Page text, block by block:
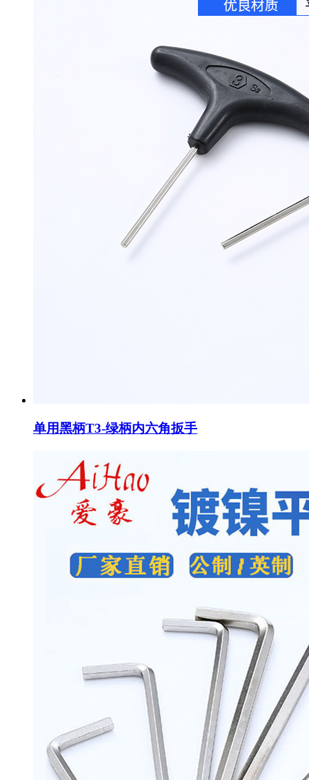
单用黑柄T3-绿柄内六角扳手